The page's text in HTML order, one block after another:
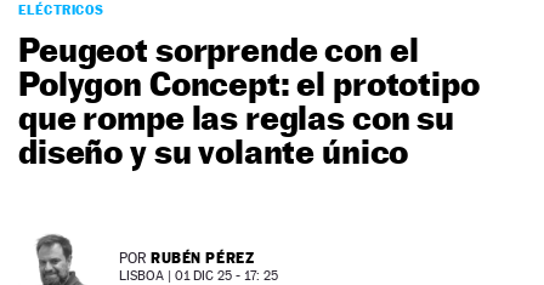
PODCAST
MOTOS
TECNOLOGÍA
SUPERCOCHES
MOTORTV
NEWSLETTER
ELÉCTRICOS
Peugeot sorprende con el
Polygon Concept: el prototipo
que rompe las reglas con su
diseño y su volante único
POR RUBÉN PÉREZ
LISBOA | 01 DIC 25 - 17: 25